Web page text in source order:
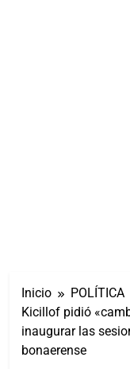
Inicio
POLÍTICA
Kicillof pidió
inaugurar las
bonaerense